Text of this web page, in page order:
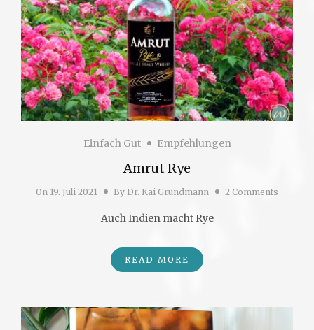
Einfach Gut Empfehlungen
Amrut Rye
On 19. Juli 2021 By Dr. Kai Grundmann 2 Comments
Auch Indien macht Rye
READ MORE